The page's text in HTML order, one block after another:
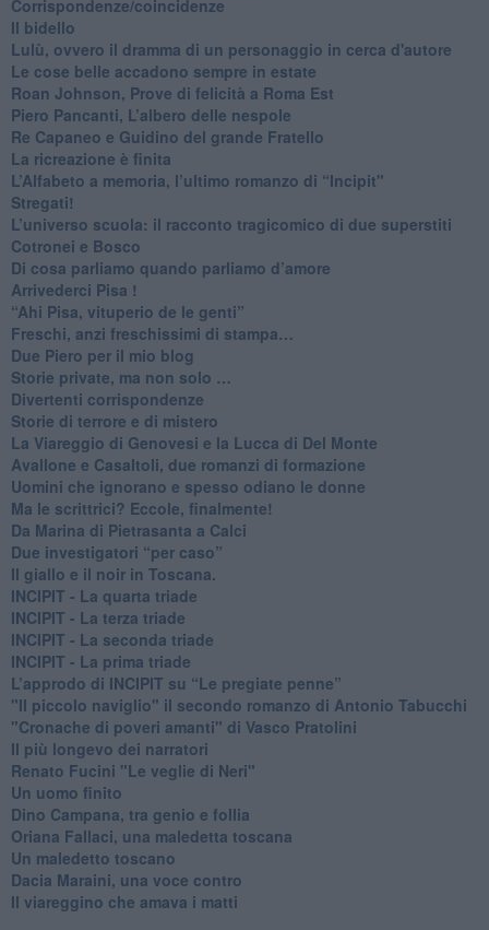
Corrispondenze/coincidenze
Il bidello
Lulù, ovvero il dramma di un personaggio in cerca d'autore
Le cose belle accadono sempre in estate
Roan Johnson, Prove di felicità a Roma Est
Piero Pancanti, L’albero delle nespole
Re Capaneo e Guidino del grande Fratello
La ricreazione è finita
​L’Alfabeto a memoria, l’ultimo romanzo di “Incipit"
​Stregati!
L’universo scuola: il racconto tragicomico di due superstiti
Cotronei e Bosco
Di cosa parliamo quando parliamo d’amore
Arrivederci Pisa !
​“Ahi Pisa, vituperio de le genti”
Freschi, anzi freschissimi di stampa…
​Due Piero per il mio blog
​Storie private, ma non solo …
Divertenti corrispondenze
Storie di terrore e di mistero
La Viareggio di Genovesi e la Lucca di Del Monte
Avallone e Casaltoli, due romanzi di formazione
​Uomini che ignorano e spesso odiano le donne
Ma le scrittrici? Eccole, finalmente!
Da Marina di Pietrasanta a Calci
​Due investigatori “per caso”
​Il giallo e il noir in Toscana.
INCIPIT - La quarta triade
INCIPIT - La terza triade
INCIPIT - La seconda triade
INCIPIT - La prima triade
L’approdo di INCIPIT su “Le pregiate penne”
​"Il piccolo naviglio" il secondo romanzo di Antonio Tabucchi
​"Cronache di poveri amanti" di Vasco Pratolini
​Il più longevo dei narratori
Renato Fucini "Le veglie di Neri"
Un uomo finito
​Dino Campana, tra genio e follia
​Oriana Fallaci, una maledetta toscana
​Un maledetto toscano
​Dacia Maraini, una voce contro
​Il viareggino che amava i matti